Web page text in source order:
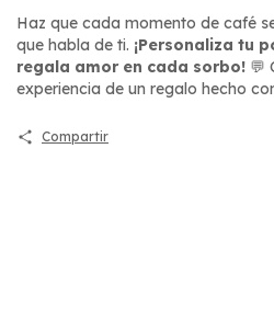
Haz que cada momento de café
que habla de ti. ¡Personaliza tu
regala amor en cada sorbo! 💬
experiencia de un regalo hecho
Compartir